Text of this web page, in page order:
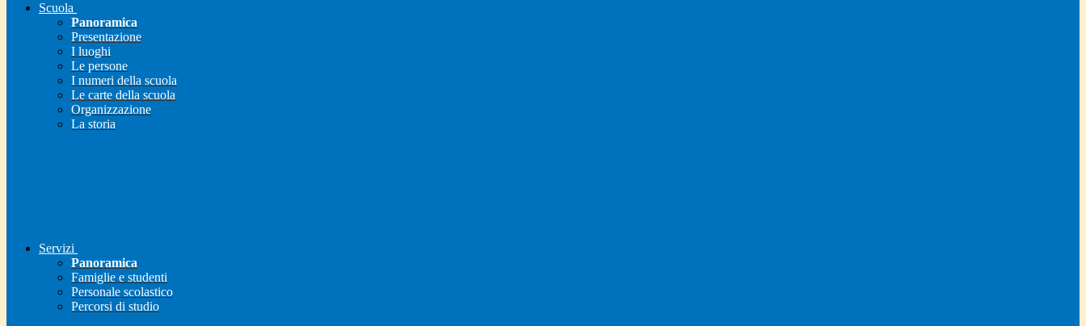
Scuola
Panoramica
Presentazione
I luoghi
Le persone
I numeri della scuola
Le carte della scuola
Organizzazione
La storia
Servizi
Panoramica
Famiglie e studenti
Personale scolastico
Percorsi di studio